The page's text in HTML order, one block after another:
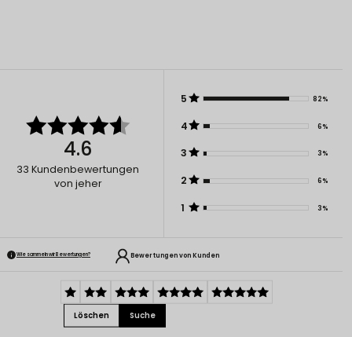
4.6
33 Kundenbewertungen
von jeher
5 82%
4 6%
3 3%
2 6%
1 3%
Wie sammeln wir Bewertungen? Bewertungen von Kunden
Löschen Suche